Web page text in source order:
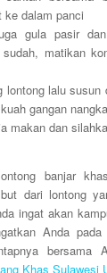
ke dalam panci
gula pasir
matikan
lontong lalu
gangan
makan dan
banjar
dari lontong
ingat akan
Anda
bersama
Khas Sulawesi